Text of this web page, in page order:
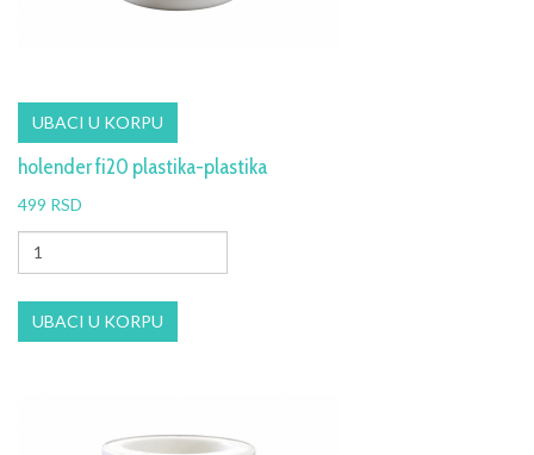
holender fi20 plastika-plastika
499 RSD